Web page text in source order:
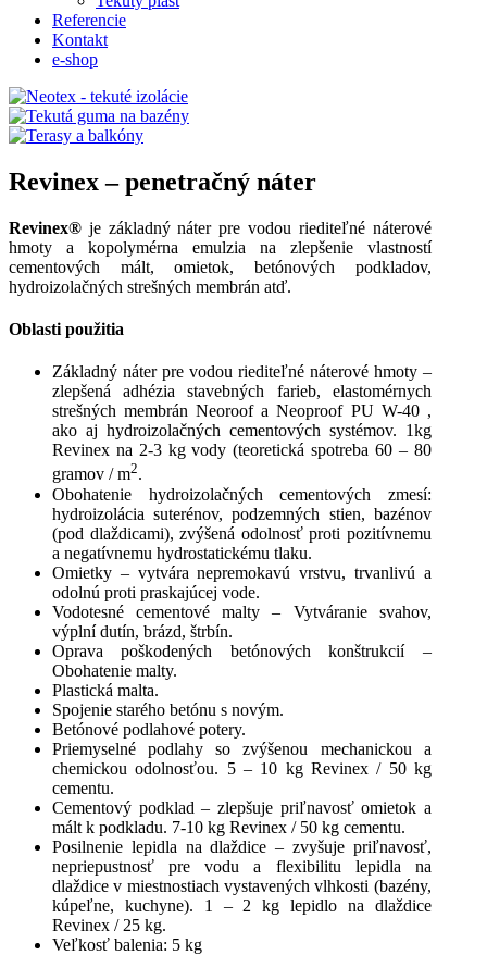
Referencie
Kontakt
e-shop
Revinex – penetračný náter
Revinex® je základný náter pre vodou riediteľné náterové
hmoty a kopolymérna emulzia na zlepšenie vlastností
cementových mált, omietok, betónových podkladov,
hydroizolačných strešných membrán atď.
Oblasti použitia
Základný náter pre vodou riediteľné náterové hmoty –
zlepšená adhézia stavebných farieb, elastomérnych
strešných membrán Neoroof a Neoproof PU W-40 ,
ako aj hydroizolačných cementových systémov. 1kg
Revinex na 2-3 kg vody (teoretická spotreba 60 – 80
gramov / m2.
Obohatenie hydroizolačných cementových zmesí:
hydroizolácia suterénov, podzemných stien, bazénov
(pod dlaždicami), zvýšená odolnosť proti pozitívnemu
a negatívnemu hydrostatickému tlaku.
Omietky – vytvára nepremokavú vrstvu, trvanlivú a
odolnú proti praskajúcej vode.
Vodotesné cementové malty – Vytváranie svahov,
výplní dutín, brázd, štrbín.
Oprava poškodených betónových konštrukcií –
Obohatenie malty.
Plastická malta.
Spojenie starého betónu s novým.
Betónové podlahové potery.
Priemyselné podlahy so zvýšenou mechanickou a
chemickou odolnosťou. 5 – 10 kg Revinex / 50 kg
cementu.
Cementový podklad – zlepšuje priľnavosť omietok a
mált k podkladu. 7-10 kg Revinex / 50 kg cementu.
Posilnenie lepidla na dlaždice – zvyšuje priľnavosť,
nepriepustnosť pre vodu a flexibilitu lepidla na
dlaždice v miestnostiach vystavených vlhkosti (bazény,
kúpeľne, kuchyne). 1 – 2 kg lepidlo na dlaždice
Revinex / 25 kg.
Veľkosť balenia: 5 kg